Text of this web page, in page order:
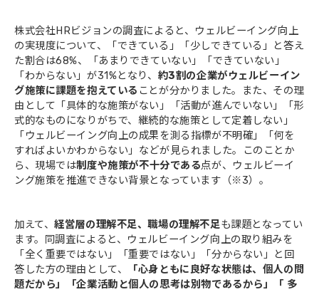
株式会社HRビジョンの調査によると、ウェルビーイング向上
の実現度について、「できている」「少しできている」と答え
た割合は68%、「あまりできていない」「できていない」
「わからない」が31%となり、 約3割の企業がウェルビーイン
グ施策に課題を抱えている ことが分かりました。また、その理
由として「具体的な施策がない」「活動が進んでいない」「形
式的なものになりがちで、継続的な施策として定着しない」
「ウェルビーイング向上の成果を測る指標が不明確」「何を
すればよいかわからない」などが見られました。このことか
ら、現場では制度や施策が不十分である点が、ウェルビーイ
ング施策を推進できない背景となっています（※3）。
加えて、経営層の理解不足、職場の理解不足も課題となってい
ます。同調査によると、ウェルビーイング向上の取り組みを
「全く重要ではない」「重要ではない」「分からない」と回
答した方の理由として、
「心身ともに良好な状態は、個人の問
題だから」「企業活動と個人の思考は別物であるから」「 多